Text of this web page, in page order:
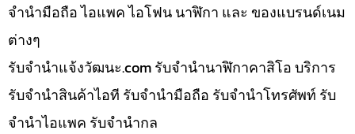
จำนำมือถือ ไอแพค ไอโฟน นาฬิกา และ ของแบรนด์เนม
ต่างๆ
รับจํานําแจ้งวัฒนะ.com รับจำนำนาฬิกาคาสิโอ บริการ
รับจำนำสินค้าไอที รับจำนำมือถือ รับจำนำโทรศัพท์ รับ
จำนำไอแพค รับจำนำกล